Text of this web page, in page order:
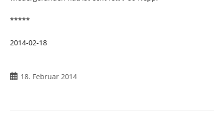
*****
2014-02-18
Beitrag18. Februar 2014